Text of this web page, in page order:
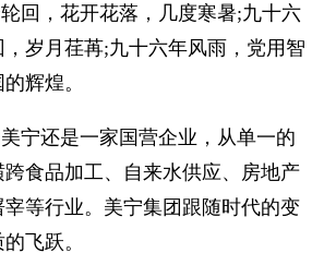
，花开花落，几度寒暑;九十六
岁月荏苒;九十六年风雨，党用智
辉煌。
还是一家国营企业，从单一的
食品加工、自来水供应、房地产
等行业。美宁集团跟随时代的变
飞跃。